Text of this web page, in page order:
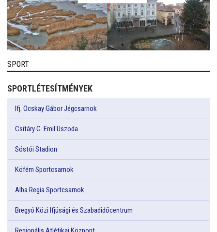
SPORT
SPORTLÉTESÍTMÉNYEK
Ifj. Ocskay Gábor Jégcsarnok
Csitáry G. Emil Uszoda
Sóstói Stadion
Köfém Sportcsarnok
Alba Regia Sportcsarnok
Bregyó Közi Ifjúsági és Szabadidőcentrum